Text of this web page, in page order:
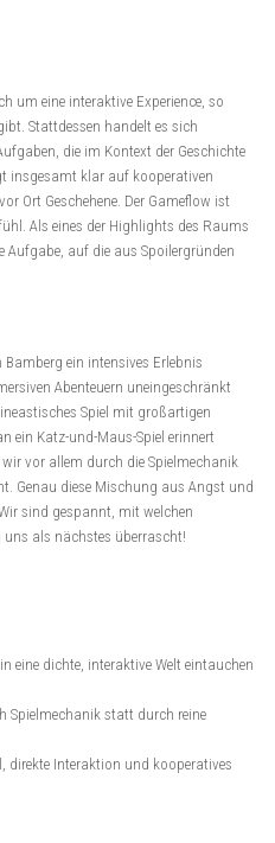
um eine interaktive Experience, so
Stattdessen handelt es sich
die im Kontext der Geschichte
insgesamt klar auf kooperativen
Ort Geschehene. Der Gameflow ist
Als eines der Highlights des Raums
auf die aus Spoilergründen
ein intensives Erlebnis
Abenteuern uneingeschränkt
Spiel mit großartigen
ein Katz-und-Maus-Spiel erinnert
vor allem durch die Spielmechanik
Genau diese Mischung aus Angst und
sind gespannt, mit welchen
uns als nächstes überrascht!
eine dichte, interaktive Welt eintauchen
Spielmechanik statt durch reine
direkte Interaktion und kooperatives